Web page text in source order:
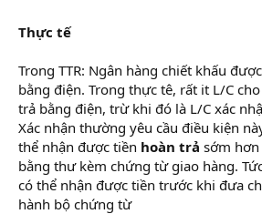
Thực tế
Trong TTR: Ngân hàng chiết khấu
bằng điện. Trong thực tê, rất it L/C
trả bằng điện, trừ khi đó là L/C xác
Xác nhận thường yêu cầu điều kiện
thể nhận được tiền hoàn trả sớm
bằng thư kèm chứng từ giao hàng.
có thể nhận được tiền trước khi đưa
hành bộ chứng từ